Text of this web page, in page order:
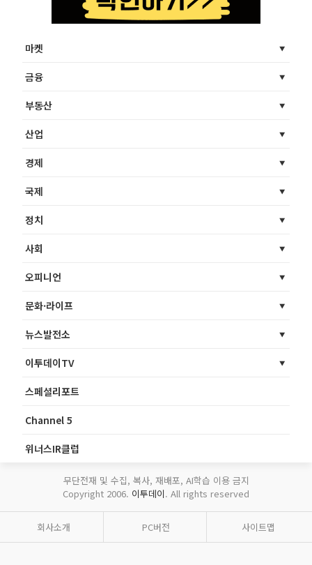
마켓
금융
부동산
산업
경제
국제
정치
사회
오피니언
문화·라이프
뉴스발전소
이투데이TV
스페셜리포트
Channel 5
위너스IR클럽
무단전재 및 수집, 복사, 재배포, AI학습 이용 금지
Copyright 2006. 이투데이. All rights reserved
회사소개 PC버전 사이트맵